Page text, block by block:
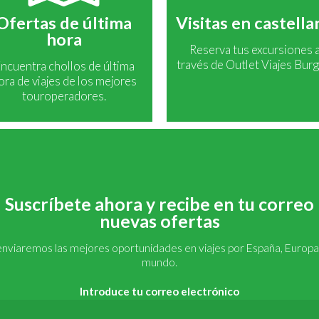
de última
hora
chollos de última
de viajes de los mejores
touroperadores.
Visitas en
Reserva tus excursiones a
través de Outlet Viajes
Suscríbete ahora y recibe en tu correo
nuevas ofertas
las mejores oportunidades en viajes por España,
mundo.
Introduce tu correo electrónico